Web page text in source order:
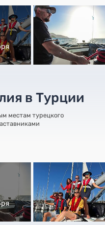
в Турции
местам турецкого